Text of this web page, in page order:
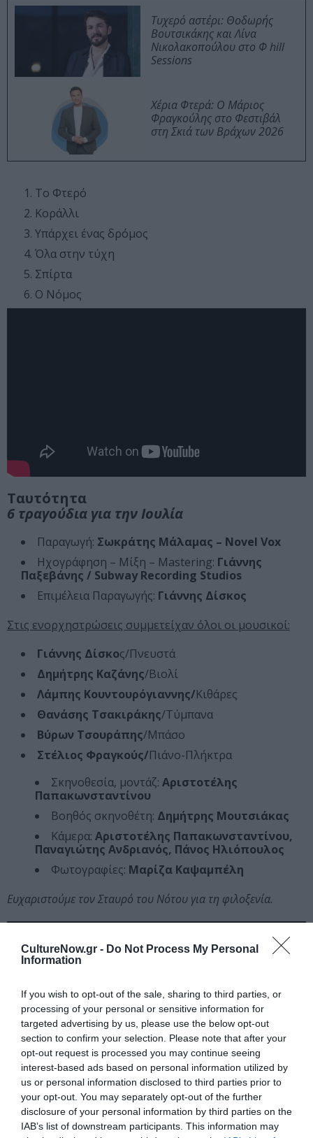
CultureNow.gr - Do Not Process My Personal
Information
If you wish to opt-out of the sale, sharing to third parties, or
processing of your personal or sensitive information for
targeted advertising by us, please use the below opt-out
section to confirm your selection. Please note that after your
opt-out request is processed you may continue seeing
interest-based ads based on personal information utilized by
us or personal information disclosed to third parties prior to
your opt-out. You may separately opt-out of the further
disclosure of your personal information by third parties on the
IAB’s list of downstream participants. This information may
Τυχερό αστέρι: Θοδωρής
Βουτσικάκης και Λίνα
Νικολακοπούλου στο Φ hill
Sessions
Χέρια Φτερά: Ο Μάριος
Φραγκούλης στο Φεστιβάλ
στη Σκιά των Βράχων 2026
Το Φτερό
Κοράλλι
Υπάρχει ένας δρόμος
Όλα στην τύχη
Σπίρτα
Ο Νόμος
Ταυτότητα
6 τραγούδια για την Ιουλία
Παραγωγή: Σωκράτης Μάλαμας – Novel Vox
Ηχογράφηση – Μίξη – Mastering: Γιάννης
Παξεβάνης / Subway Recording Studios
Επιμέλεια Παραγωγής: Γιάννης Δίσκος
Στις ενορχηστρώσεις συμμετείχαν όλοι οι μουσικοί:
Γιάννης Δίσκος/Πνευστά
Δημήτρης Καζάνης/Βιολί
Λάμπης Κουντουρόγιαννης/Κιθάρες
Θανάσης Τσακιράκης/Τύμπανα
Βύρων Τσουράπης/Μπάσο
Στέλιος Φραγκούς/Πιάνο-Πλήκτρα
Σκηνοθεσία, μοντάζ: Αριστοτέλης
Παπακωνσταντίνου
Βοηθός σκηνοθέτη: Δημήτρης Μουτσιάκας
Κάμερα: Αριστοτέλης Παπακωνσταντίνου,
Παναγιώτης Ανδριανός, Πάνος Ηλιόπουλος
Φωτογραφίες: Μαρίζα Καψαμπέλη
Ευχαριστούμε τον Σταυρό του Νότου για τη φιλοξενία.
Ακολουθήστε το Culturenow.gr στοGoogle Newsκαι
μάθετε πρώτοι όλες τις ειδήσεις